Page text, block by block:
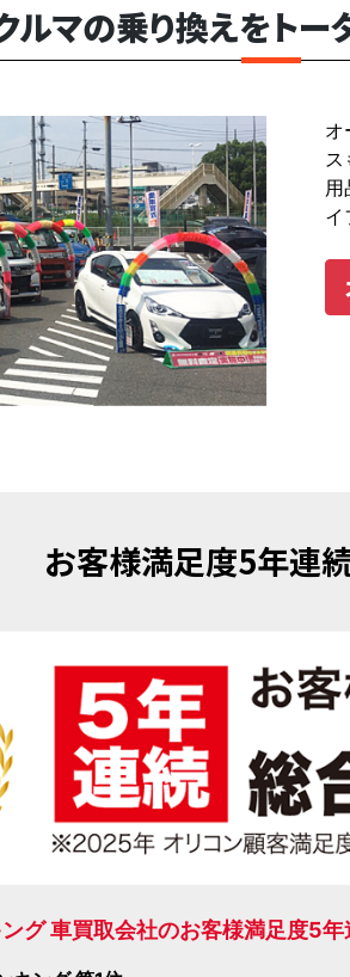
ルマの乗り換えをトー
オ
イ
お客様満足度5年連
グ 車買取会社のお客様満足度5年